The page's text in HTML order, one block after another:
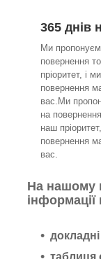
365 днів
Ми
повернення
пріоритет, і
повернення
вас.Ми
на
наш
повернення
вас.
На нашому